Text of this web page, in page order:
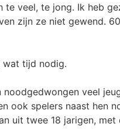
veel, te jong. Ik heb
zijn ze niet gewend.
wat tijd nodig.
veel
ook spelers naast hen
uit twee 18 jarigen,